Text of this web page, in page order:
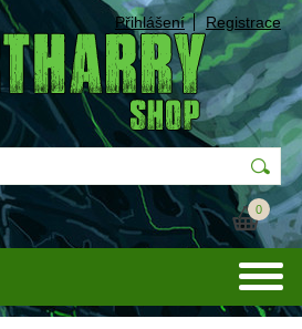
Přihlášení Registrace
0